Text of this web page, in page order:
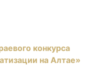
конкурса
на Алтае»